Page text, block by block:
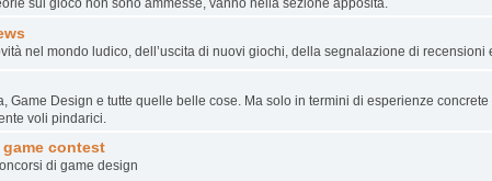
nel mondo ludico, dell’uscita di nuovi giochi, della segnalazione di recensioni
Game Design e tutte quelle belle cose. Ma solo in termini di esperienze
voli pindarici.
game contest
di game design